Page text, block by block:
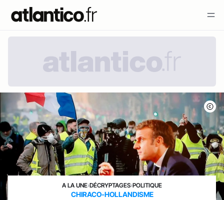
A LA UNE›DÉCRYPTAGES›POLITIQUE
CHIRACO-HOLLANDISME